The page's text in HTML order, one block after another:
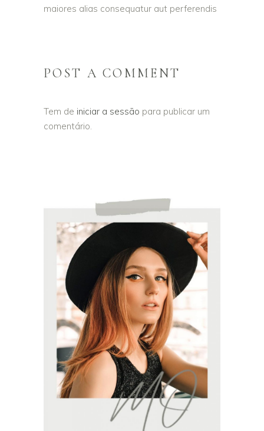
maiores alias consequatur aut perferendis
POST A COMMENT
Tem de iniciar a sessão para publicar um
comentário.